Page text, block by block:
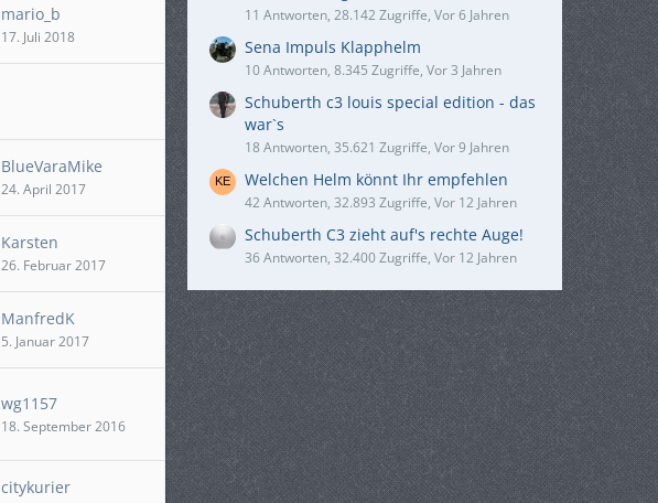
mario_b
17. Juli 2018
BlueVaraMike
24. April 2017
Karsten
26. Februar 2017
ManfredK
5. Januar 2017
wg1157
18. September 2016
citykurier
11 Antworten, 28.142 Zugriffe, Vor 6 Jahren
Sena Impuls Klapphelm
10 Antworten, 8.345 Zugriffe, Vor 3 Jahren
Schuberth c3 louis special edition - das
war`s
18 Antworten, 35.621 Zugriffe, Vor 9 Jahren
Welchen Helm könnt Ihr empfehlen
42 Antworten, 32.893 Zugriffe, Vor 12 Jahren
Schuberth C3 zieht auf's rechte Auge!
36 Antworten, 32.400 Zugriffe, Vor 12 Jahren